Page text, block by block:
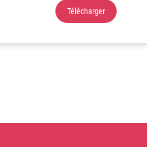
Télécharger